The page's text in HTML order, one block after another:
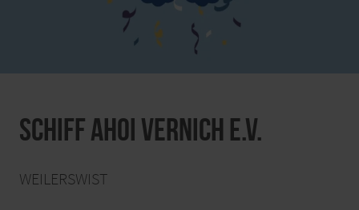
Schiff Ahoi Vernich e.V.
WEILERSWIST